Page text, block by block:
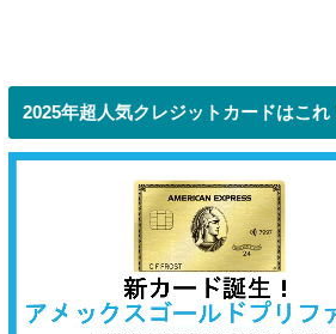
2025年超人気クレジットカードはこれ